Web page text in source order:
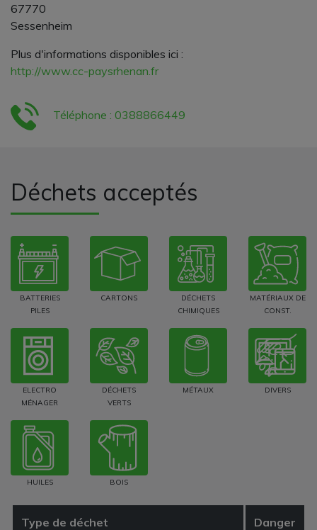
67770
Sessenheim
Plus d'informations disponibles ici :
http://www.cc-paysrhenan.fr
Téléphone : 0388866449
Déchets acceptés
BATTERIES
PILES
CARTONS
DÉCHETS
CHIMIQUES
MATÉRIAUX DE
CONST.
ELECTRO
MÉNAGER
DÉCHETS
VERTS
MÉTAUX DIVERS
HUILES BOIS
Type de déchet Danger